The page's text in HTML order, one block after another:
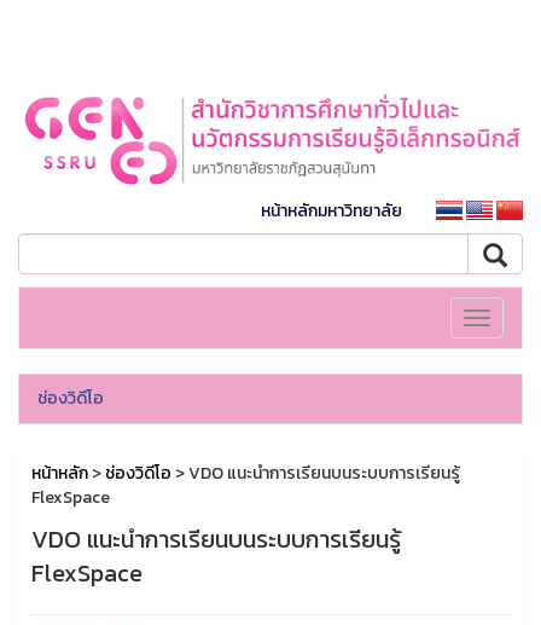
หน้าหลักมหาวิทยาลัย
Toggle
ช่องวิดีโอ
หน้าหลัก>ช่องวิดีโอ > VDO แนะนำการเรียนบนระบบการเรียนรู้
FlexSpace
VDO แนะนำการเรียนบนระบบการเรียนรู้
FlexSpace